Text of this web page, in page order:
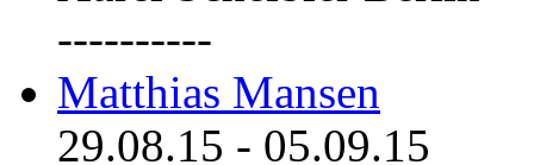
----------
Matthias Mansen
29.08.15 - 05.09.15